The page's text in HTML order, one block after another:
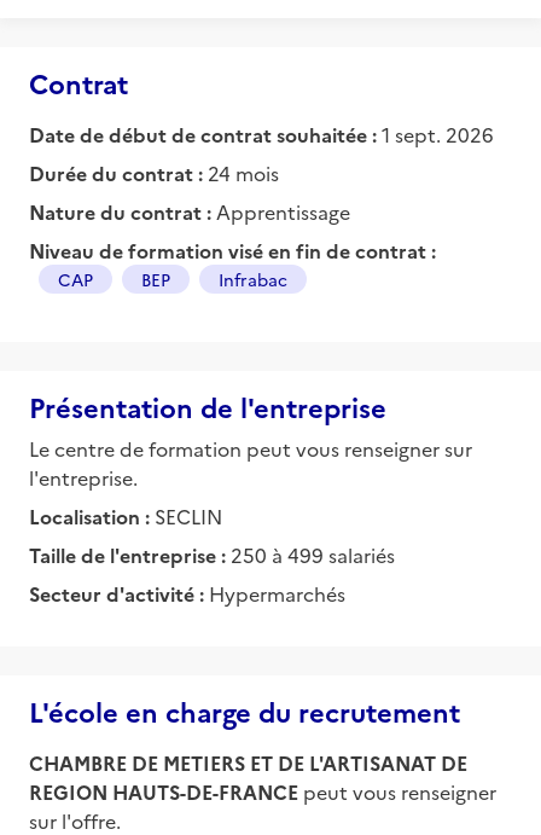
Contrat
Date de début de contrat souhaitée :1 sept. 2026
Durée du contrat : 24 mois
Nature du contrat : Apprentissage
Niveau de formation visé en fin de contrat :
CAP BEP Infrabac
Présentation de l'entreprise
Le centre de formation peut vous renseigner sur
l'entreprise.
Localisation : SECLIN
Taille de l'entreprise : 250 à 499 salariés
Secteur d'activité : Hypermarchés
L'école en charge du recrutement
CHAMBRE DE METIERS ET DE L'ARTISANAT DE
REGION HAUTS-DE-FRANCE peut vous renseigner
sur l'offre.